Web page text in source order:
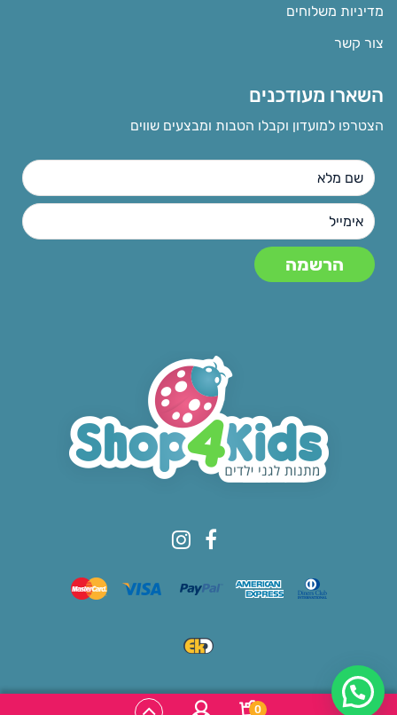
0
מדיניות משלוחים
צור קשר
השארו מעודכנים
הצטרפו למועדון וקבלו הטבות ומבצעים שווים
© All rights reserved to Shop4kids